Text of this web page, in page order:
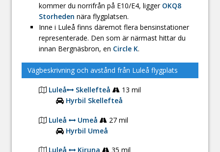
kommer du norrifrån på E10/E4, ligger OKQ8
Storheden nära flygplatsen.
Inne i Luleå finns däremot flera bensinstationer
representerade. Den som är närmast hittar du
innan Bergnäsbron, en Circle K.
Vägbeskrivning och avstånd från Luleå flygplats
Luleå Skellefteå
13 mil
Hyrbil Skellefteå
Luleå Umeå
27 mil
Hyrbil Umeå
Luleå Kiruna 35 mil